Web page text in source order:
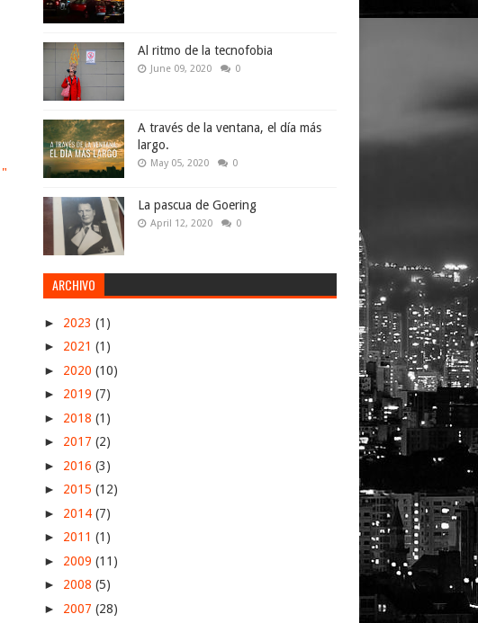
"
Al ritmo de la tecnofobia
June 09, 2020 0
A través de la ventana, el día más
largo.
May 05, 2020 0
La pascua de Goering
April 12, 2020 0
ARCHIVO
► 2023 (1)
► 2021 (1)
► 2020 (10)
► 2019 (7)
► 2018 (1)
► 2017 (2)
► 2016 (3)
► 2015 (12)
► 2014 (7)
► 2011 (1)
► 2009 (11)
► 2008 (5)
► 2007 (28)